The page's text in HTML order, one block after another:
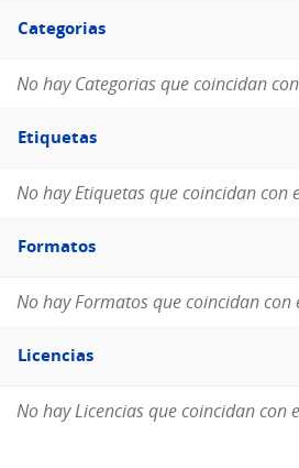
Filtro
Categorias
Categorias
No hay Categorias que coincidan
Filtro
Etiquetas
Etiquetas
No hay Etiquetas que coincidan con
Filtro
Formatos
Formatos
No hay Formatos que coincidan con
Filtro
Licencias
Licencias
No hay Licencias que coincidan con